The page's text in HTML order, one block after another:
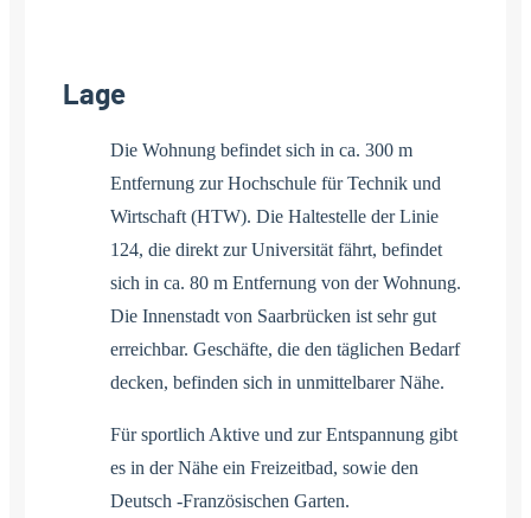
Lage
Die Wohnung befindet sich in ca. 300 m
Entfernung zur Hochschule für Technik und
Wirtschaft (HTW). Die Haltestelle der Linie
124, die direkt zur Universität fährt, befindet
sich in ca. 80 m Entfernung von der Wohnung.
Die Innenstadt von Saarbrücken ist sehr gut
erreichbar. Geschäfte, die den täglichen Bedarf
decken, befinden sich in unmittelbarer Nähe.
Für sportlich Aktive und zur Entspannung gibt
es in der Nähe ein Freizeitbad, sowie den
Deutsch -Französischen Garten.